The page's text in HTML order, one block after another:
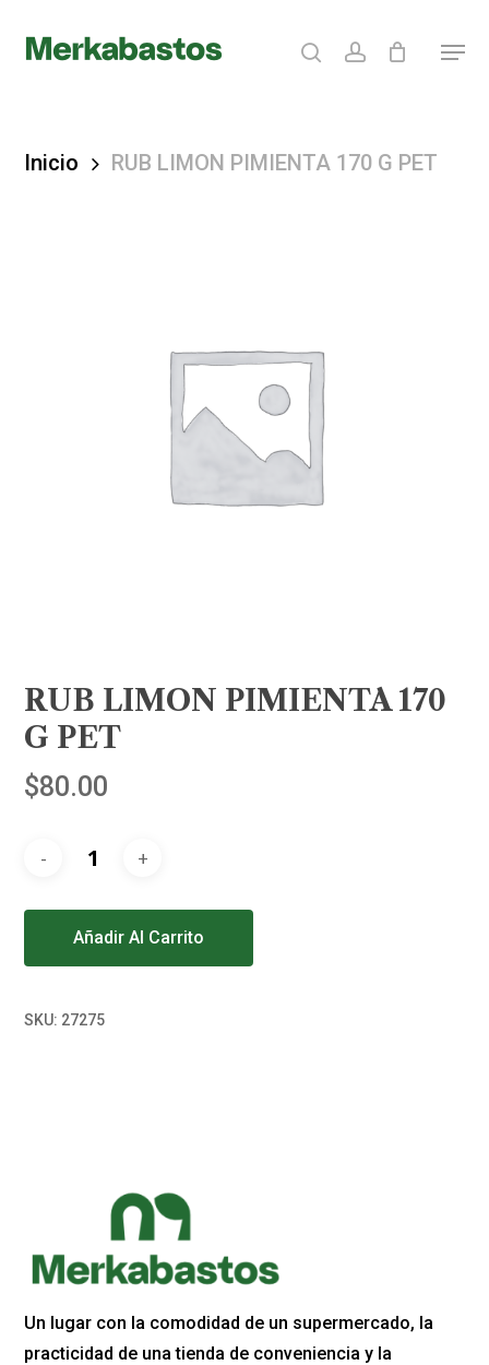
searchaccount Menu
Inicio RUB LIMON PIMIENTA 170 G PET
RUB LIMON PIMIENTA 170
G PET
$80.00
Añadir Al Carrito
SKU: 27275
Un lugar con la comodidad de un supermercado, la
practicidad de una tienda de conveniencia y la
Close